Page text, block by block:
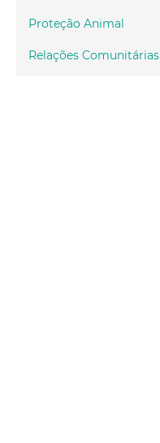
Proteção Animal
Relações Comunitárias